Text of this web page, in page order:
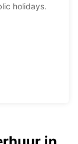
holidays.